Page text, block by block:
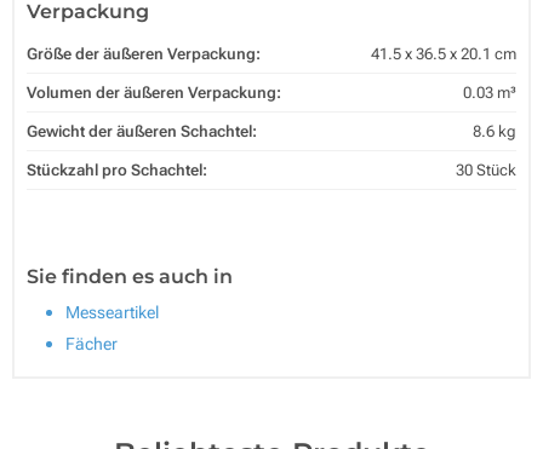
Verpackung
Größe der äußeren Verpackung: 41.5 x 36.5 x 20.1 cm
Volumen der äußeren Verpackung: 0.03 m³
Gewicht der äußeren Schachtel: 8.6 kg
Stückzahl pro Schachtel: 30 Stück
Sie finden es auch in
Messeartikel
Fächer